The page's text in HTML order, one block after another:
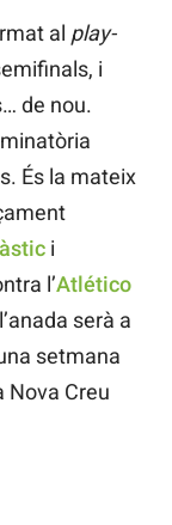
al play-
i
de nou.
És la mateix
i
l’Atlético
serà a
setmana
Nova Creu